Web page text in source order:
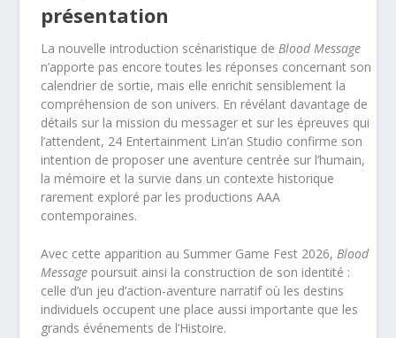
présentation
La nouvelle introduction scénaristique de Blood Message
n’apporte pas encore toutes les réponses concernant son
calendrier de sortie, mais elle enrichit sensiblement la
compréhension de son univers. En révélant davantage de
détails sur la mission du messager et sur les épreuves qui
l’attendent, 24 Entertainment Lin’an Studio confirme son
intention de proposer une aventure centrée sur l’humain,
la mémoire et la survie dans un contexte historique
rarement exploré par les productions AAA
contemporaines.
Avec cette apparition au Summer Game Fest 2026,Blood
Message poursuit ainsi la construction de son identité :
celle d’un jeu d’action-aventure narratif où les destins
individuels occupent une place aussi importante que les
grands événements de l’Histoire.